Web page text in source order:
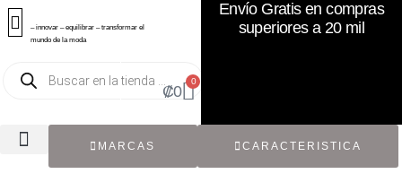
– innovar – equilibrar – transformar el
mundo de la moda
₡0
0
Envío Gratis en compras
superiores a 20 mil
MARCAS CARACTERISTICA